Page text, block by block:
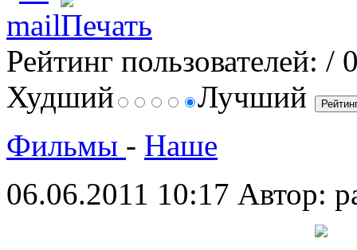
Рейтинг пользователей: /
Худший
Лучший
Фильмы - Наше
06.06.2011 10:17 Автор: